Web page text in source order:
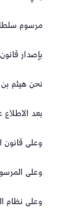
مرسوم سلطاني
بإصدار
نحن هيثم
بعد
وعلى قانون
وعلى المرسوم السلطاني رقم
وعلى نظام